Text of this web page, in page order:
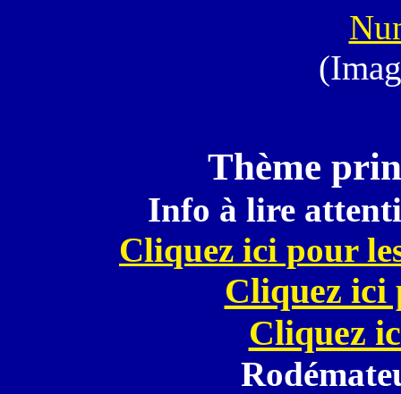
Thème
Info à lire
Cliquez ici pour
Cliquez ici
Cliquez